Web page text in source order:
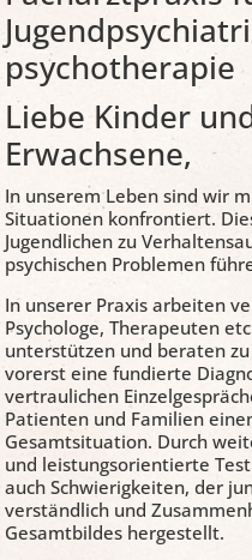
psychotherapie
Liebe Kinder
Erwachsene,
In unserem Leben sind wir
Situationen konfrontiert.
Jugendlichen zu
psychischen Problemen
In unserer Praxis arbeiten
Psychologe, Therapeuten
unterstützen und beraten
vorerst eine fundierte
vertraulichen
Patienten und Familien
Gesamtsituation. Durch
und leistungsorientierte
auch Schwierigkeiten, der
verständlich und
Gesamtbildes hergestellt.